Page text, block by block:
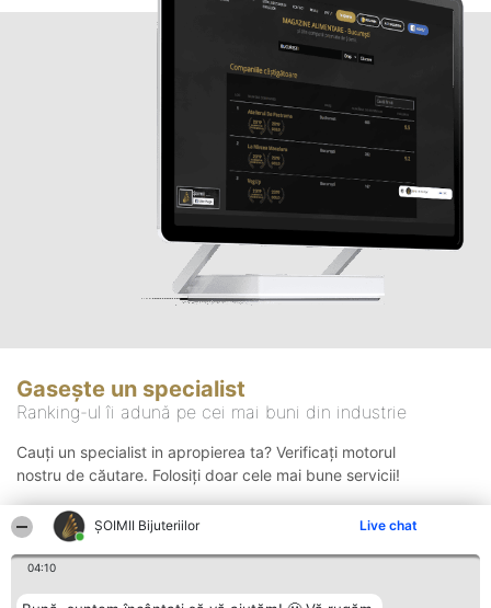
ŞOIMII Bijuteriilor Live chat
04:10
Gasește un specialist
Ranking-ul îi adună pe cei mai buni din industrie
Cauți un specialist in apropierea ta? Verificați motorul
nostru de căutare. Folosiți doar cele mai bune servicii!